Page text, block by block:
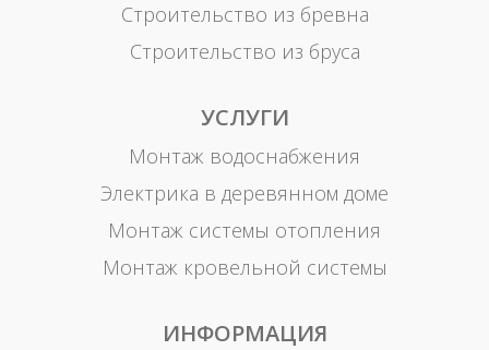
Строительство из бревна
Строительство из бруса
УСЛУГИ
Монтаж водоснабжения
Электрика в деревянном доме
Монтаж системы отопления
Монтаж кровельной системы
ИНФОРМАЦИЯ